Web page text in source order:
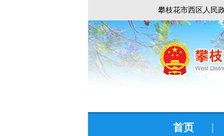
攀枝花市西区人民
首页 |